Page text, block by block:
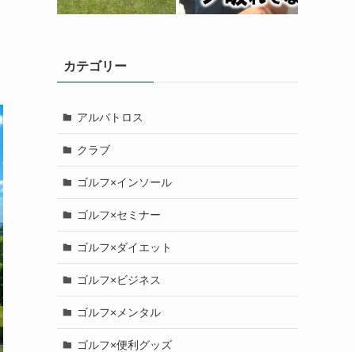
カテゴリー
アルバトロス
クラブ
ゴルフ×インソール
ゴルフ×セミナー
ゴルフ×ダイエット
ゴルフ×ビジネス
ゴルフ×メンタル
ゴルフ×便利グッズ